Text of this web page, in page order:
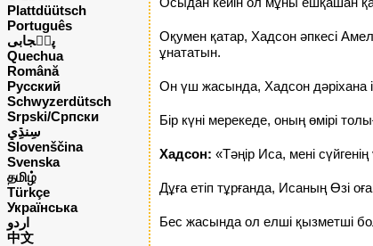
Plattdüütsch
Português
پن٘جابی
Quechua
Română
Русский
Schwyzerdütsch
Srpski/Српски
Slovenščina
Svenska
தமிழ்
Türkçe
Українська
اردو
中文
Оқумен қатар, Хадсон әпкесі
ұнататын.
Он үш жасында, Хадсон дәріхана
Бір күні мерекеде, оның өмірі
Хадсон: «Тәңір Иса, мені
Дұға етіп тұрғанда, Исаның Өзі
Бес жасында ол елші қызметші